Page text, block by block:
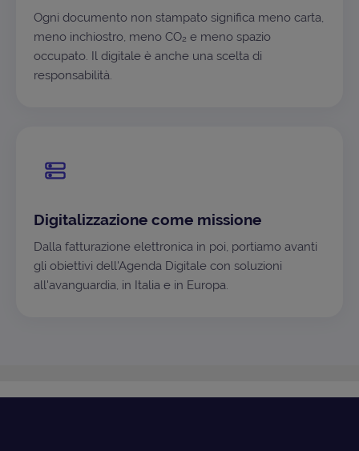
Ogni documento non stampato significa meno carta,
meno inchiostro, meno CO₂ e meno spazio
occupato. Il digitale è anche una scelta di
responsabilità.
Digitalizzazione come missione
Dalla fatturazione elettronica in poi, portiamo avanti
gli obiettivi dell'Agenda Digitale con soluzioni
all'avanguardia, in Italia e in Europa.